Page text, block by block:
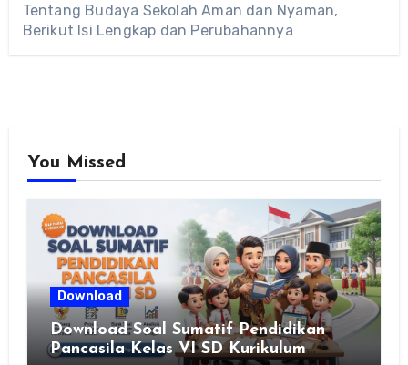
Tentang Budaya Sekolah Aman dan Nyaman,
Berikut Isi Lengkap dan Perubahannya
You Missed
Download
Download Soal Sumatif Pendidikan
Pancasila Kelas VI SD Kurikulum